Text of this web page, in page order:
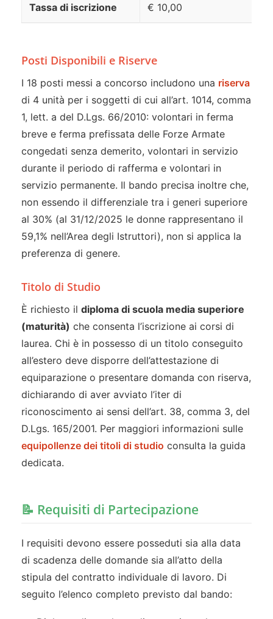
Tassa di iscrizione € 10,00
Posti Disponibili e Riserve
I 18 posti messi a concorso includono una riserva
di 4 unità per i soggetti di cui all’art. 1014, comma
1, lett. a del D.Lgs. 66/2010: volontari in ferma
breve e ferma prefissata delle Forze Armate
congedati senza demerito, volontari in servizio
durante il periodo di rafferma e volontari in
servizio permanente. Il bando precisa inoltre che,
non essendo il differenziale tra i generi superiore
al 30% (al 31/12/2025 le donne rappresentano il
59,1% nell’Area degli Istruttori), non si applica la
preferenza di genere.
Titolo di Studio
È richiesto il diploma di scuola media superiore
(maturità) che consenta l’iscrizione ai corsi di
laurea. Chi è in possesso di un titolo conseguito
all’estero deve disporre dell’attestazione di
equiparazione o presentare domanda con riserva,
dichiarando di aver avviato l’iter di
riconoscimento ai sensi dell’art. 38, comma 3, del
D.Lgs. 165/2001. Per maggiori informazioni sulle
equipollenze dei titoli di studio consulta la guida
dedicata.
📝 Requisiti di Partecipazione
I requisiti devono essere posseduti sia alla data
di scadenza delle domande sia all’atto della
stipula del contratto individuale di lavoro. Di
seguito l’elenco completo previsto dal bando: